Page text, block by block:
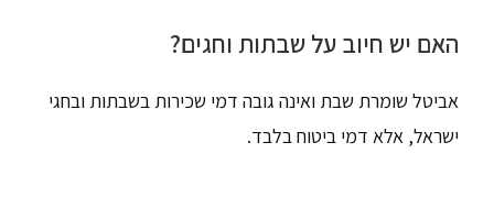
האם יש חיוב על שבתות וחגים?
אביטל שומרת שבת ואינה גובה דמי שכירות בשבתות ובחגי
ישראל, אלא דמי ביטוח בלבד.